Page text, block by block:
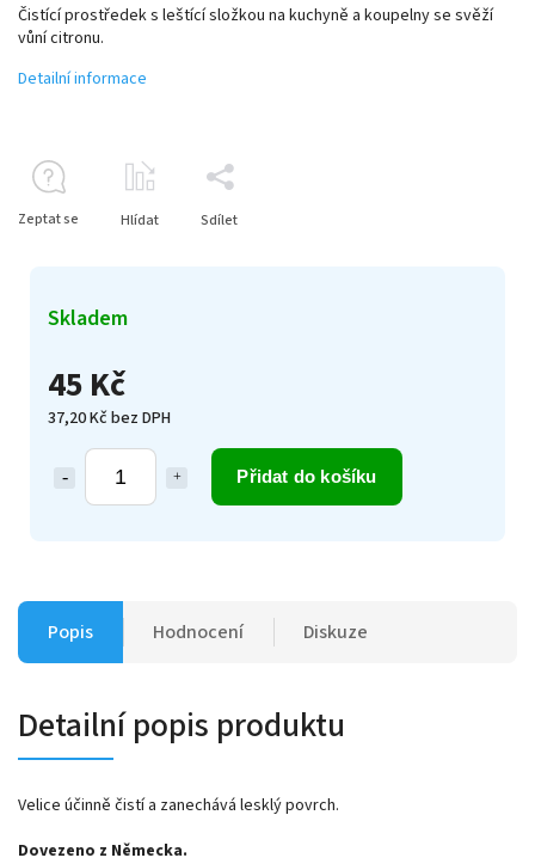
45 Kč
37,20 Kč bez DPH
Přidat do košíku
Skladem
Čistící prostředek s leštící složkou na kuchyně a koupelny se svěží
vůní citronu.
Detailní informace
Zeptat se Hlídat Sdílet
Popis Hodnocení Diskuze
Detailní popis produktu
Velice účinně čistí a zanechává lesklý povrch.
Dovezeno z Německa.